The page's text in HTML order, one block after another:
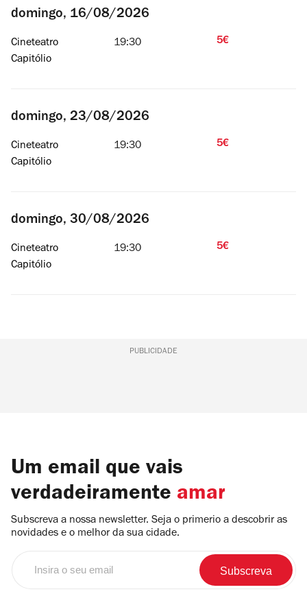
domingo, 16/08/2026
Cineteatro
Capitólio
19:30 5€
domingo, 23/08/2026
Cineteatro
Capitólio
19:30 5€
domingo, 30/08/2026
Cineteatro
Capitólio
19:30 5€
PUBLICIDADE
Um email que vais
verdadeiramente amar
Subscreva a nossa newsletter. Seja o primerio a descobrir as
novidades e o melhor da sua cidade.